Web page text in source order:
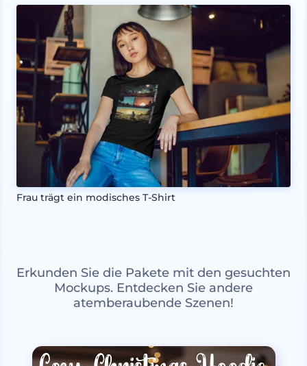
Frau trägt ein modisches T-Shirt
Erkunden Sie die Pakete mit den gesuchten
Mockups. Entdecken Sie andere
atemberaubende Szenen!